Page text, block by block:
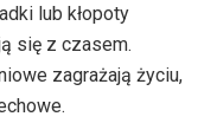
lub kłopoty
się z czasem.
zagrażają życiu,